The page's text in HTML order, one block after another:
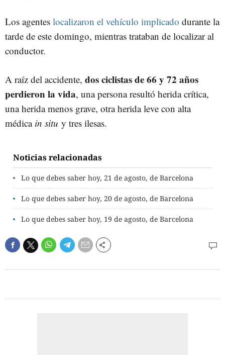
Los agentes localizaron el vehículo implicado durante la
tarde de este domingo, mientras trataban de localizar al
conductor.
A raíz del accidente, dos ciclistas de 66 y 72 años
perdieron la vida, una persona resultó herida crítica,
una herida menos grave, otra herida leve con alta
médicain situ y tres ilesas.
Noticias relacionadas
Lo que debes saber hoy, 21 de agosto, de Barcelona
Lo que debes saber hoy, 20 de agosto, de Barcelona
Lo que debes saber hoy, 19 de agosto, de Barcelona